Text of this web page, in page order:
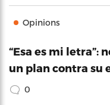
Opinions
“Esa es mi letra”:
un plan contra su
0